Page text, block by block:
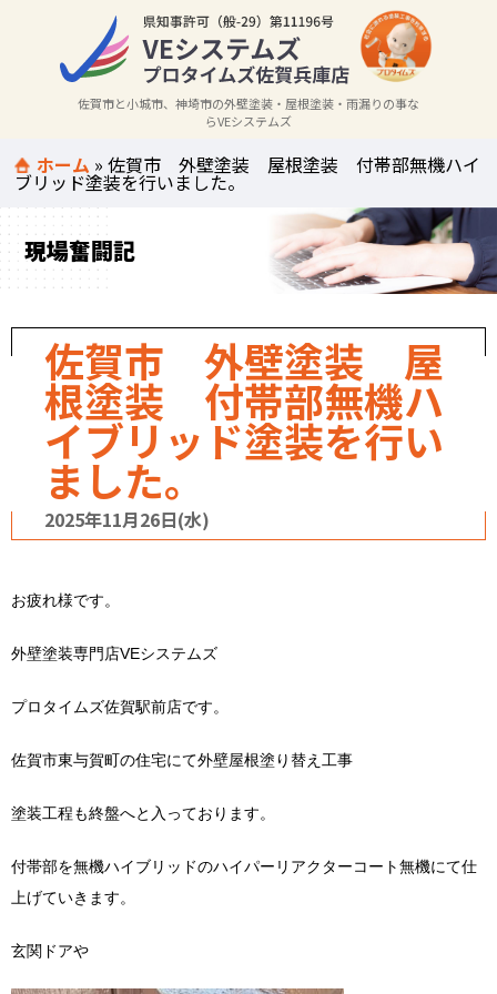
佐賀市と小城市、神埼市の外壁塗装・屋根塗装・雨漏りの事な
らVEシステムズ
ホーム »佐賀市 外壁塗装 屋根塗装 付帯部無機ハイ
ブリッド塗装を行いました。
現場奮闘記
佐賀市 外壁塗装 屋
根塗装 付帯部無機ハ
イブリッド塗装を行い
ました。
2025年11月26日(水)
お疲れ様です。
外壁塗装専門店VEシステムズ
プロタイムズ佐賀駅前店です。
佐賀市東与賀町の住宅にて外壁屋根塗り替え工事
塗装工程も終盤へと入っております。
付帯部を無機ハイブリッドのハイパーリアクターコート無機にて仕
上げていきます。
玄関ドアや